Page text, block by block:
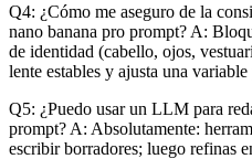
Q4: ¿Cómo me aseguro de la
nano banana pro prompt? A:
de identidad (cabello, ojos,
lente estables y ajusta una variable
Q5: ¿Puedo usar un LLM para
prompt? A: Absolutamente:
escribir borradores; luego refinas